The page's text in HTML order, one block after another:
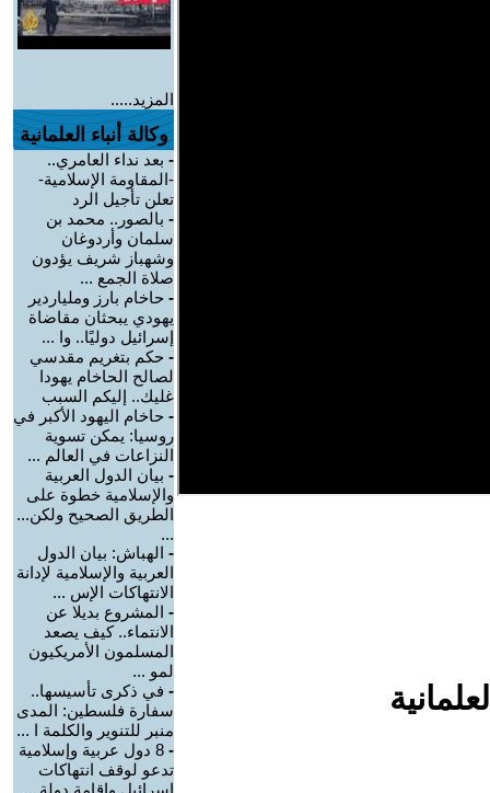
المزيد.....
وكالة أنباء العلمانية
- بعد نداء العامري..
-المقاومة الإسلامية-
تعلن تأجيل الرد
- بالصور.. محمد بن
سلمان وأردوغان
وشهباز شريف يؤدون
صلاة الجمع ...
- حاخام بارز وملياردير
يهودي يبحثان مقاضاة
إسرائيل دوليًا.. وا ...
- حكم بتغريم مقدسي
لصالح الحاخام يهودا
غليك.. إليكم السبب
- حاخام اليهود الأكبر في
روسيا: يمكن تسوية
النزاعات في العالم ...
- بيان الدول العربية
والإسلامية خطوة على
الطريق الصحيح ولكن...
...
- الهباش: بيان الدول
العربية والإسلامية لإدانة
الانتهاكات الإس ...
- المشروع بديلا عن
الانتماء.. كيف يصعد
المسلمون الأمريكيون
لمو ...
- في ذكرى تأسيسها..
سفارة فلسطين: المدى
منبر للتنوير والكلمة ا ...
-
8 دول عربية وإسلامية
تدعو لوقف انتهاكات
إسرائيل وإقامة دولة ...